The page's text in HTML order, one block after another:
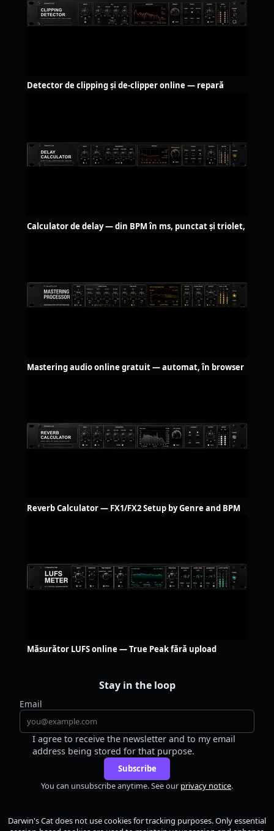
Detector de clipping și de-clipper online — repară
Calculator de delay — din BPM în ms, punctat și triolet,
Mastering audio online gratuit — automat, în browser
Reverb Calculator — FX1/FX2 Setup by Genre and BPM
Măsurător LUFS online — True Peak fără upload
Stay in the loop
Email
I agree to receive the newsletter and to my email
address being stored for that purpose.
Subscribe
You can unsubscribe anytime. See our privacy notice.
Darwin's Catdoes not use cookies for tracking purposes. Only essential